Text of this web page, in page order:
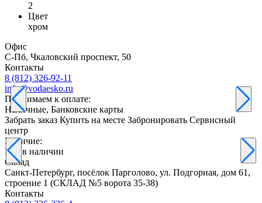
2
Цвет
хром
Офис
С-Пб, Чкаловский проспект, 50
Контакты
8 (812) 326-92-11
info@vodaesko.ru
Принимаем к оплате:
Наличные, Банковские карты
Забрать заказ Купить на месте Забронировать Сервисный
центр
Наличие:
Нет в наличии
Склад
Санкт-Петербург, посёлок Парголово, ул. Подгорная, дом 61,
строение 1 (СКЛАД №5 ворота 35-38)
Контакты